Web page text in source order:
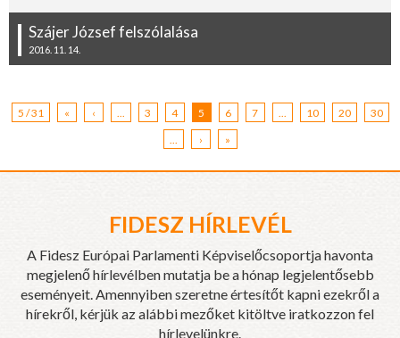
Szájer József felszólalása
2016. 11. 14.
5 / 31 « ‹ 3 4 5 6 7 10 20
30
› »
FIDESZ HÍRLEVÉL
A Fidesz Európai Parlamenti Képviselőcsoportja havonta
megjelenő hírlevélben mutatja be a hónap legjelentősebb
eseményeit. Amennyiben szeretne értesítőt kapni ezekről a
hírekről, kérjük az alábbi mezőket kitöltve iratkozzon fel
hírlevelünkre.